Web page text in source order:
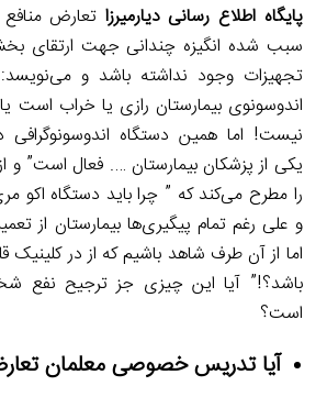
پایگاه اطلاع رسانی دیارمیرزا تعارض
سبب شده انگیزه چندانی جهت ارتقای
تجهیزات وجود نداشته باشد و می‌نویسد:
اندوسونوی بیمارستان رازی یا خراب است
نیست! اما همین دستگاه
یکی از پزشکان بیمارستان …. فعال است” و
و علی رغم تمام پیگیری‌ها بیمارستان از
اما از آن طرف شاهد باشیم که از در کلینیک
باشد؟!” آیا این چیزی جز ترجیح نفع
است؟
آیا تدریس خصوصی معلمان